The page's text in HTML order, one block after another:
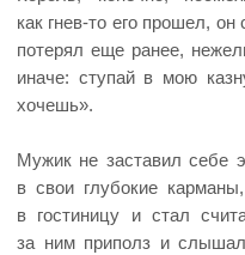
как гнев-то его прошел,
потерял еще ранее,
иначе: ступай в мою
хочешь».
Мужик не заставил себе
в свои глубокие
в гостиницу и стал
за ним приполз и